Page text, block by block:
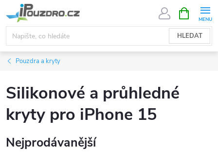
na
obsah
HLEDAT
NÁKUPNÍ
KOŠÍK
Pouzdra a kryty
Silikonové a průhledné
kryty pro iPhone 15
Nejprodávanější